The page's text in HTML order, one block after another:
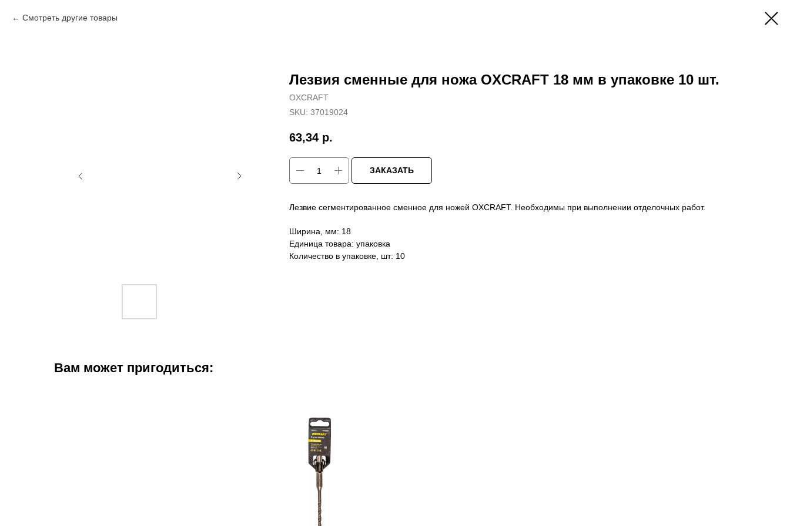
Смотреть другие товары
Лезвия сменные для ножа OXCRAFT 18 мм в упаковке 10 шт.
OXCRAFT
SKU: 37019024
63,34 р.
ЗАКАЗАТЬ
Лезвие сегментированное сменное для ножей OXCRAFT. Необходимы при выполнении отделочных работ.
Ширина, мм: 18
Единица товара: упаковка
Количество в упаковке, шт: 10
Вам может пригодиться: